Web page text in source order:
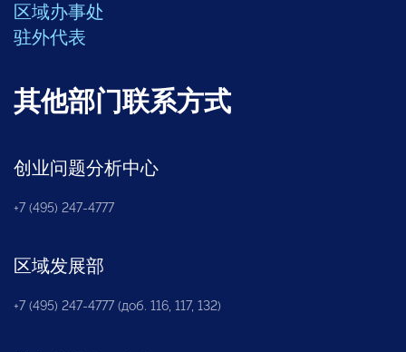
区域办事处
驻外代表
其他部门联系方式
创业问题分析中心
+7 (495) 247-4777
区域发展部
+7 (495) 247-4777 (доб. 116, 117, 132)